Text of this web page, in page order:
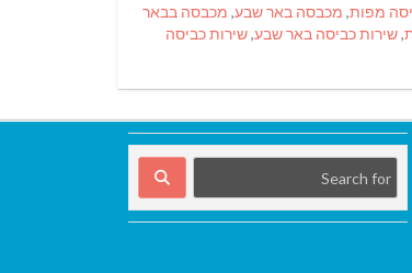
מפות, מכבסה באר שבע, מכבסה בבאר
,שירות כביסה באר שבע,שירות כביסה